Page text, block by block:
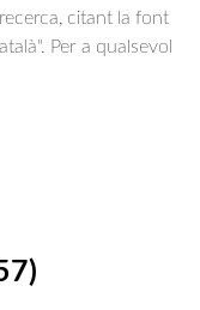
citant la font
Per a qualsevol